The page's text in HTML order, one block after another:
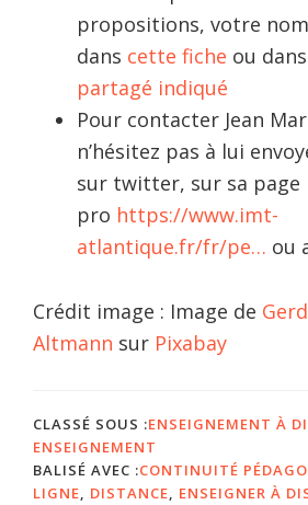
propositions, votre
dans cette fiche ou
partagé indiqué
Pour contacter Jean
n’hésitez pas à lui
sur twitter, sur sa page
pro https://www.imt-
atlantique.fr/fr/pe… ou
Crédit image : Image de Gerd
Altmann sur Pixabay
CLASSÉ SOUS :ENSEIGNEMENT À
ENSEIGNEMENT
BALISÉ AVEC :CONTINUITÉ
LIGNE, DISTANCE, ENSEIGNER À